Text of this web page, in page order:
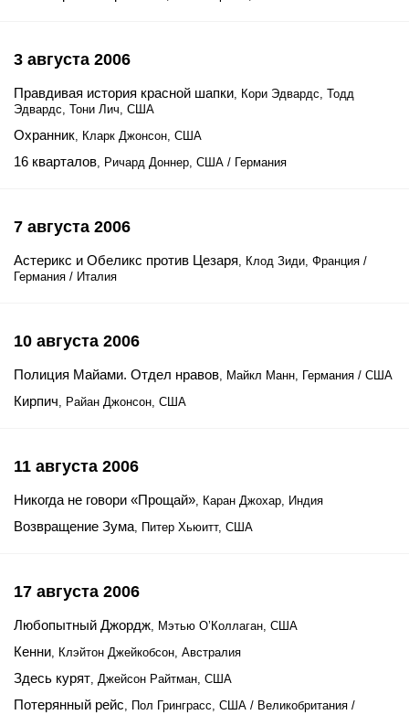
3 августа 2006
Правдивая история красной шапки, Кори Эдвардс, Тодд
Эдвардс, Тони Лич, США
Охранник, Кларк Джонсон, США
16 кварталов, Ричард Доннер, США / Германия
7 августа 2006
Астерикс и Обеликс против Цезаря, Клод Зиди, Франция /
Германия / Италия
10 августа 2006
Полиция Майами. Отдел нравов, Майкл Манн, Германия / США
Кирпич, Райан Джонсон, США
11 августа 2006
Никогда не говори «Прощай», Каран Джохар, Индия
Возвращение Зума, Питер Хьюитт, США
17 августа 2006
Любопытный Джордж, Мэтью О’Коллаган, США
Кенни, Клэйтон Джейкобсон, Австралия
Здесь курят, Джейсон Райтман, США
Потерянный рейс, Пол Гринграсс, США / Великобритания /